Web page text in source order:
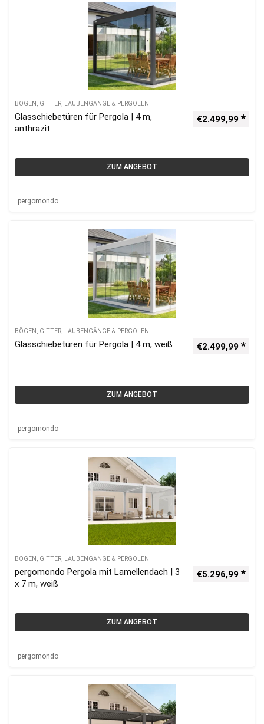
BÖGEN, GITTER, LAUBENGÄNGE & PERGOLEN
Glasschiebetüren für Pergola | 4 m,
anthrazit
€2.499,99
ZUM ANGEBOT
pergomondo
BÖGEN, GITTER, LAUBENGÄNGE & PERGOLEN
Glasschiebetüren für Pergola | 4 m, weiß €2.499,99
ZUM ANGEBOT
pergomondo
BÖGEN, GITTER, LAUBENGÄNGE & PERGOLEN
pergomondo Pergola mit Lamellendach | 3
x 7 m, weiß
€5.296,99
ZUM ANGEBOT
pergomondo